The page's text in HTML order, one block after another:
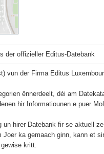
der offizieller Editus-Datebank
vun der Firma Editus
ënnerdeelt, déi am
hir Informatiounen e puer
un hirer Datebank fir se aktuell
ka gemaach ginn, kann et
kritt.